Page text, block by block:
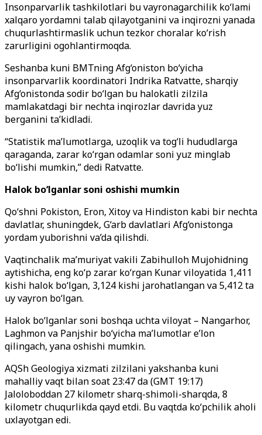
Insonparvarlik tashkilotlari bu vayronagarchilik ko‘lami
xalqaro yordamni talab qilayotganini va inqirozni yanada
chuqurlashtirmaslik uchun tezkor choralar ko‘rish
zarurligini ogohlantirmoqda.
Seshanba kuni BMTning Afg‘oniston bo‘yicha
insonparvarlik koordinatori Indrika Ratvatte, sharqiy
Afg‘onistonda sodir bo‘lgan bu halokatli zilzila
mamlakatdagi bir nechta inqirozlar davrida yuz
berganini ta’kidladi.
“Statistik ma’lumotlarga, uzoqlik va tog‘li hududlarga
qaraganda, zarar ko‘rgan odamlar soni yuz minglab
bo‘lishi mumkin,” dedi Ratvatte.
Halok bo‘lganlar soni oshishi mumkin
Qo‘shni Pokiston, Eron, Xitoy va Hindiston kabi bir nechta
davlatlar, shuningdek, G‘arb davlatlari Afg‘onistonga
yordam yuborishni va’da qilishdi.
Vaqtinchalik ma’muriyat vakili Zabihulloh Mujohidning
aytishicha, eng ko‘p zarar ko‘rgan Kunar viloyatida 1,411
kishi halok bo‘lgan, 3,124 kishi jarohatlangan va 5,412 ta
uy vayron bo‘lgan.
Halok bo‘lganlar soni boshqa uchta viloyat – Nangarhor,
Laghmon va Panjshir bo‘yicha ma’lumotlar e’lon
qilingach, yana oshishi mumkin.
AQSh Geologiya xizmati zilzilani yakshanba kuni
mahalliy vaqt bilan soat 23:47 da (GMT 19:17)
Jaloloboddan 27 kilometr sharq-shimoli-sharqda, 8
kilometr chuqurlikda qayd etdi. Bu vaqtda ko‘pchilik aholi
uxlayotgan edi.